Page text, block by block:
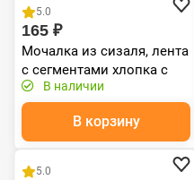
5.0
165 ₽
Мочалка из сизаля, лента
с сегментами хлопка с
веревочными ручками,
8х70 см (8х80 см с
ручками), har
В наличии
В корзину
Распродажа
5.0